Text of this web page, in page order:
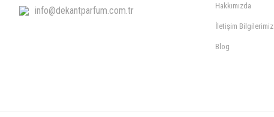
info@dekantparfum.com.tr Hakkımızda
İletişim Bilgilerimiz
Blog